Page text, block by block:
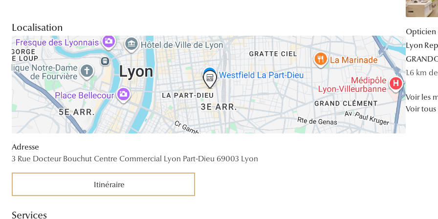
Localisation
Adresse
3 Rue Docteur Bouchut Centre Commercial Lyon Part-Dieu 69003 Lyon
Itinéraire
Services
Opticien
Lyon
1.6 km
Voir les
Voir tous